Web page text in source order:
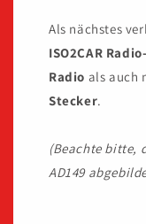
Als nächstes
ISO2CAR
Radio als auch
Stecker.
(Beachte bitte,
AD149